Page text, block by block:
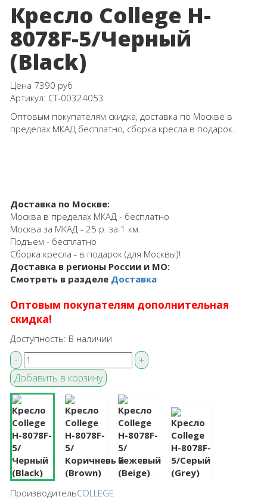
Кресло College H-
8078F-5/Черный
(Black)
Цена 7390 руб
Артикул: СТ-00324053
Оптовым покупателям скидка, доставка по Москве в
пределах МКАД бесплатно, сборка кресла в подарок.
Доставка по Москве:
Москва в пределах МКАД - бесплатно
Москва за МКАД - 25 р. за 1 км.
Подъем - бесплатно
Сборка кресла - в подарок (для Москвы)!
Доставка в регионы России и МО:
Смотреть в разделе Доставка
Оптовым покупателям дополнительная
скидка!
Доступность: В наличии
ПроизводительCOLLEGE